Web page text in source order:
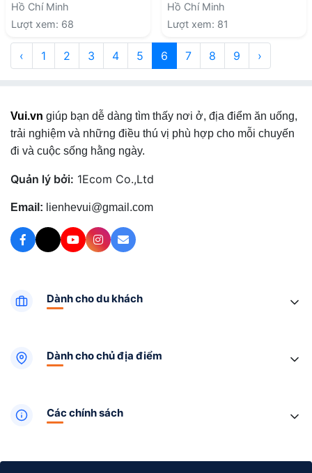
Hồ Chí Minh
Lượt xem: 68
Hồ Chí Minh
Lượt xem: 81
‹ 1 2 3 4 5 6 7 8 9 ›
Vui.vn giúp bạn dễ dàng tìm thấy nơi ở, địa điểm ăn uống,
trải nghiệm và những điều thú vị phù hợp cho mỗi chuyến
đi và cuộc sống hằng ngày.
Quản lý bởi: 1Ecom Co.,Ltd
Email: lienhevui@gmail.com
Dành cho du khách
Dành cho chủ địa điểm
Các chính sách